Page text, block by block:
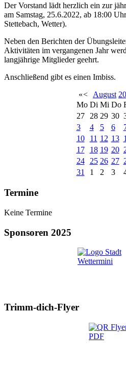
Der Vorstand lädt herzlich ein zur
am Samstag, 25.6.2022, ab 18:00
Stettebach, Wetter).
Neben den Berichten der
Aktivitäten im vergangenen Jahr
langjährige Mitglieder geehrt.
Anschließend gibt es einen Imbiss.
«< August
Mo Di Mi Do
27
28 29 30
3
4 5 6
10
11 12 13
17
18 19 20
24
25 26 27
31
1 2 3
Termine
Keine Termine
Sponsoren 2025
Trimm-dich-Flyer